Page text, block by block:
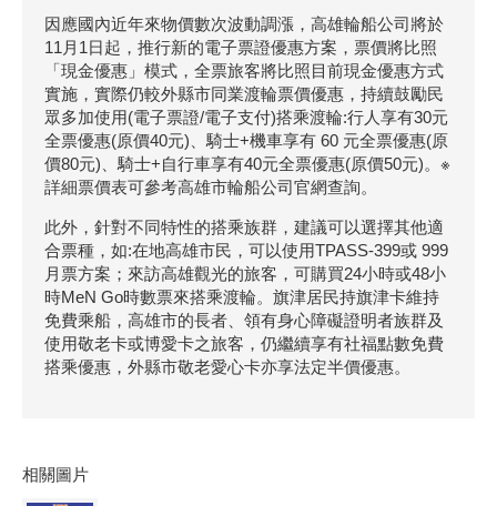
因應國內近年來物價數次波動調漲，高雄輪船公司將於
11月1日起，推行新的電子票證優惠方案，票價將比照
「現金優惠」模式，全票旅客將比照目前現金優惠方式
實施，實際仍較外縣市同業渡輪票價優惠，持續鼓勵民
眾多加使用(電子票證/電子支付)搭乘渡輪:行人享有30元
全票優惠(原價40元)、騎士+機車享有 60 元全票優惠(原
價80元)、騎士+自行車享有40元全票優惠(原價50元)。※
詳細票價表可參考高雄市輪船公司官網查詢。
此外，針對不同特性的搭乘族群，建議可以選擇其他適
合票種，如:在地高雄市民，可以使用TPASS-399或 999
月票方案；來訪高雄觀光的旅客，可購買24小時或48小
時MeN Go時數票來搭乘渡輪。旗津居民持旗津卡維持
免費乘船，高雄市的長者、領有身心障礙證明者族群及
使用敬老卡或博愛卡之旅客，仍繼續享有社福點數免費
搭乘優惠，外縣市敬老愛心卡亦享法定半價優惠。
相關圖片